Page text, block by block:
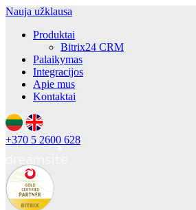
Nauja užklausa
Produktai
Bitrix24 CRM
Palaikymas
Integracijos
Apie mus
Kontaktai
+370 5 2600 628